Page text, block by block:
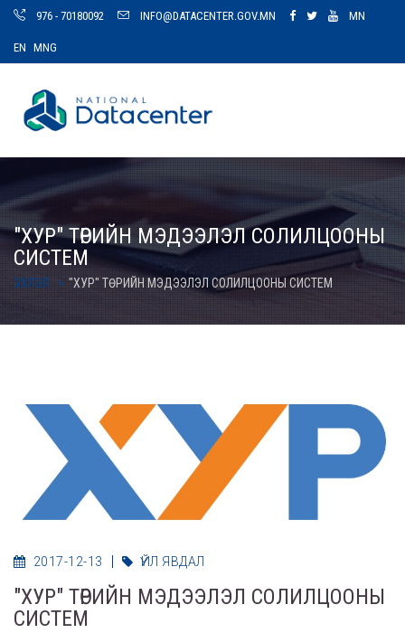
976 - 70180092 INFO@DATACENTER.GOV.MN MN
EN MNG
"ХУР" ТӨРИЙН МЭДЭЭЛЭЛ СОЛИЛЦООНЫ
СИСТЕМ
ЭХЛЭЛ "ХУР" ТӨРИЙН МЭДЭЭЛЭЛ СОЛИЛЦООНЫ СИСТЕМ
2017-12-13 ҮЙЛ ЯВДАЛ
"ХУР" ТӨРИЙН МЭДЭЭЛЭЛ СОЛИЛЦООНЫ
СИСТЕМ